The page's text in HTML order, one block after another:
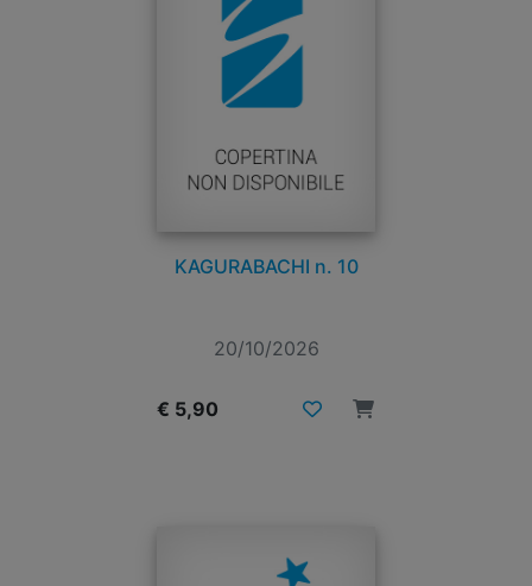
KAGURABACHI n. 10
20/10/2026
€ 5,90